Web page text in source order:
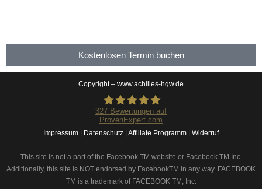
Kostenlosen Termin buchen
Copyright – www.achilles-hgw.de
Achilles Physiotherapie
327 Bewertungen auf
ProvenExpert.com
Impressum | Datenschutz | Affiliate Programm | Widerruf
This site is not a part of the Facebook TM website or Facebook TM Inc.
Additionally, this site is NOT endorsed by FacebookTM in any way. FACEBOOK
TM is a trademark of FACEBOOK TM, Inc.